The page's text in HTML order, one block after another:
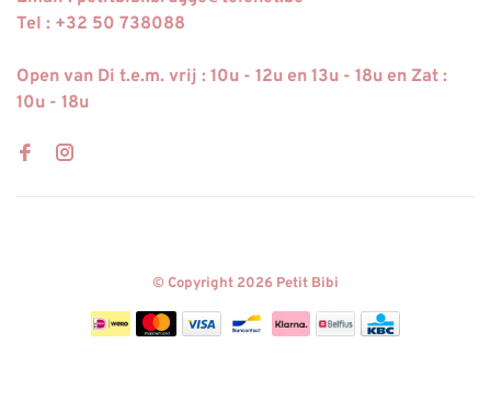
Tel : +32 50 738088
Open van Di t.e.m. vrij : 10u - 12u en 13u - 18u en Zat :
10u - 18u
© Copyright 2026 Petit Bibi